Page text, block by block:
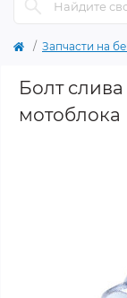
Запчасти на
Болт
мотоблока